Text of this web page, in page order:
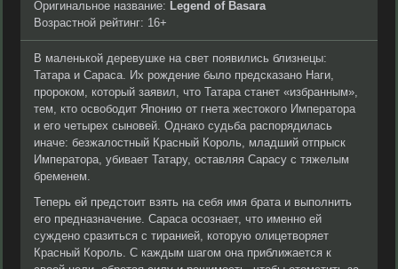
Оригинальное название: Legend of Basara
Возрастной рейтинг: 16+
В маленькой деревушке на свет появились близнецы:
Татара и Сараса. Их рождение было предсказано Наги,
пророком, который заявил, что Татара станет «избранным»,
тем, кто освободит Японию от гнета жестокого Императора
и его четырех сыновей. Однако судьба распорядилась
иначе: безжалостный Красный Король, младший отпрыск
Императора, убивает Татару, оставляя Сарасу с тяжелым
бременем.
Теперь ей предстоит взять на себя имя брата и выполнить
его предназначение. Сараса осознает, что именно ей
суждено сразиться с тиранией, которую олицетворяет
Красный Король. С каждым шагом она приближается к